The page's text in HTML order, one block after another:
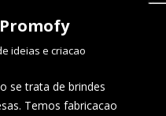
ideias e criacao
se trata de brindes
Temos fabricacao